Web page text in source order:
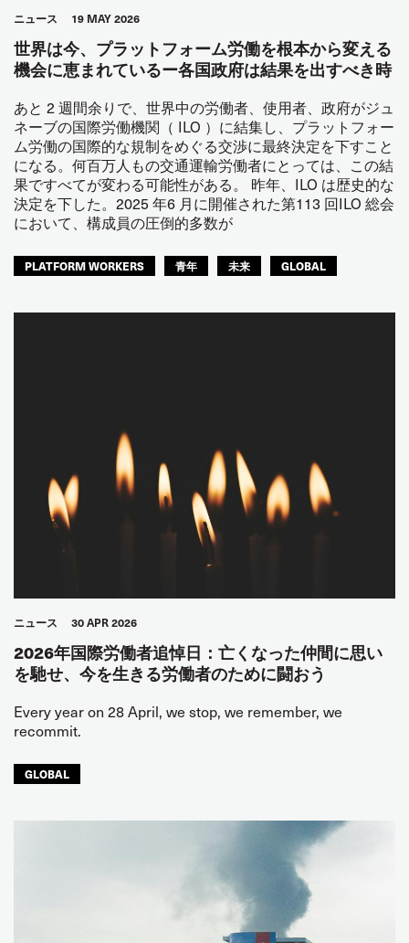
ニュース 19 MAY 2026
世界は今、プラットフォーム労働を根本から変える
機会に恵まれているー各国政府は結果を出すべき時
あと 2 週間余りで、世界中の労働者、使用者、政府がジュ
ネーブの国際労働機関（ ILO ）に結集し、プラットフォー
ム労働の国際的な規制をめぐる交渉に最終決定を下すこと
になる。何百万人もの交通運輸労働者にとっては、この結
果ですべてが変わる可能性がある。 昨年、ILO は歴史的な
決定を下した。2025 年6 月に開催された第113 回ILO 総会
において、構成員の圧倒的多数が
PLATFORM WORKERS 青年 未来 GLOBAL
ニュース 30 APR 2026
2026年国際労働者追悼日：亡くなった仲間に思い
を馳せ、今を生きる労働者のために闘おう
Every year on 28 April, we stop, we remember, we
recommit.
GLOBAL